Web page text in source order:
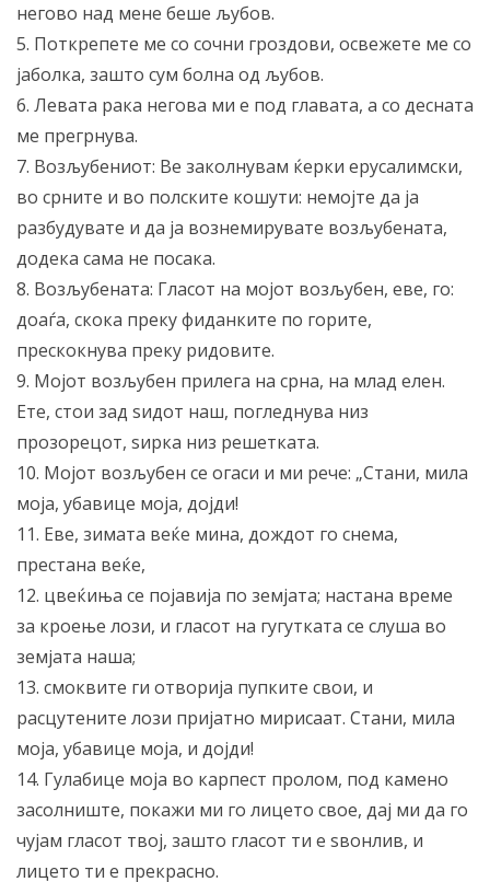
негово над мене беше љубов.
5. Поткрепете ме со сочни гроздови, освежете ме со
јаболка, зашто сум болна од љубов.
6. Левата рака негова ми е под главата, а со десната
ме прегрнува.
7. Возљубениот: Ве заколнувам ќерки ерусалимски,
во срните и во полските кошути: немојте да ја
разбудувате и да ја вознемирувате возљубената,
додека сама не посака.
8. Возљубената: Гласот на мојот возљубен, еве, го:
доаѓа, скока преку фиданките по горите,
прескокнува преку ридовите.
9. Мојот возљубен прилега на срна, на млад елен.
Ете, стои зад ѕидот наш, погледнува низ
прозорецот, ѕирка низ решетката.
10. Мојот возљубен се огаси и ми рече: „Стани, мила
моја, убавице моја, дојди!
11. Еве, зимата веќе мина, дождот го снема,
престана веќе,
12. цвеќиња се појавија по земјата; настана време
за кроење лози, и гласот на гугутката се слуша во
земјата наша;
13. смоквите ги отворија пупките свои, и
расцутените лози пријатно мирисаат. Стани, мила
моја, убавице моја, и дојди!
14. Гулабице моја во карпест пролом, под камено
засолниште, покажи ми го лицето свое, дај ми да го
чујам гласот твој, зашто гласот ти е ѕвонлив, и
лицето ти е прекрасно.